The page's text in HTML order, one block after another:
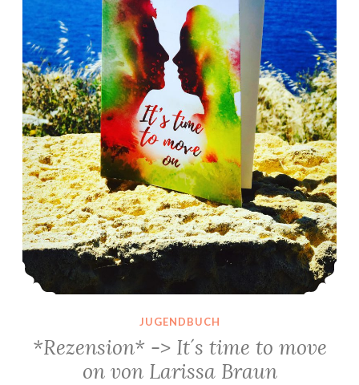
JUGENDBUCH
*Rezension* -> It´s time to move
on von Larissa Braun